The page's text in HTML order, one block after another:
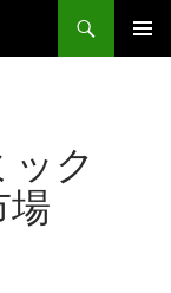
ック
場